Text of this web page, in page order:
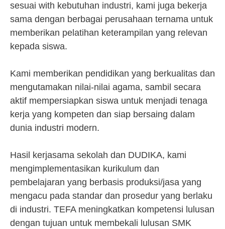
sesuai with kebutuhan industri, kami juga bekerja
sama dengan berbagai perusahaan ternama untuk
memberikan pelatihan keterampilan yang relevan
kepada siswa.
Kami memberikan pendidikan yang berkualitas dan
mengutamakan nilai-nilai agama, sambil secara
aktif mempersiapkan siswa untuk menjadi tenaga
kerja yang kompeten dan siap bersaing dalam
dunia industri modern.
Hasil kerjasama sekolah dan DUDIKA, kami
mengimplementasikan kurikulum dan
pembelajaran yang berbasis produksi/jasa yang
mengacu pada standar dan prosedur yang berlaku
di industri. TEFA meningkatkan kompetensi lulusan
dengan tujuan untuk membekali lulusan SMK